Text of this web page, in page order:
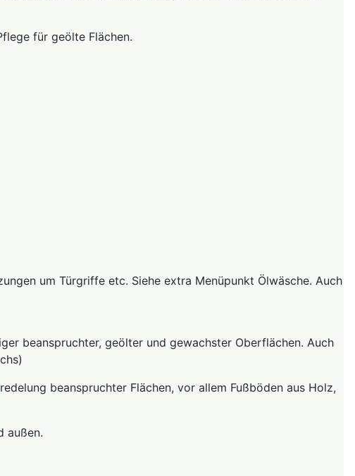
für geölte Flächen.
um Türgriffe etc. Siehe extra Menüpunkt Ölwäsche. Auch
beanspruchter, geölter und gewachster Oberflächen. Auch
beanspruchter Flächen, vor allem Fußböden aus Holz,
außen.